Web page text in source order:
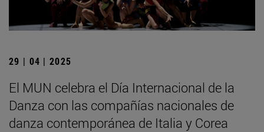
29 | 04 | 2025
El MUN celebra el Día Internacional de la
Danza con las compañías nacionales de
danza contemporánea de Italia y Corea